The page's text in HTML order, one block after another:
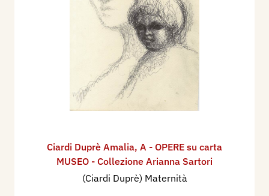
Ciardi Duprè Amalia, A - OPERE su carta
MUSEO - Collezione Arianna Sartori
(Ciardi Duprè) Maternità